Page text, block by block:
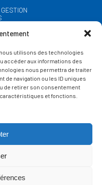
utilisons des technologies
accéder aux informations des
nous permettra de traiter
de navigation ou les ID uniques
de retirer son consentement
et fonctions.
de vie privée